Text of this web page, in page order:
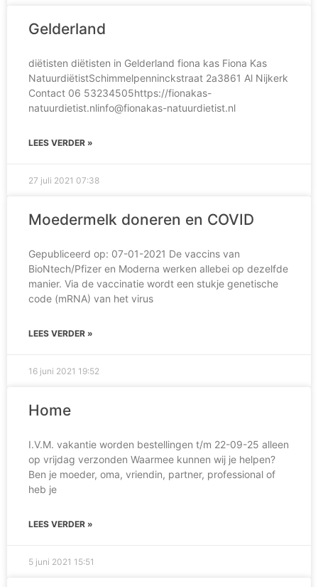
Gelderland
diëtisten diëtisten in Gelderland fiona kas Fiona Kas
NatuurdiëtistSchimmelpenninckstraat 2a3861 Al Nijkerk
Contact 06 53234505https://fionakas-
natuurdietist.nlinfo@fionakas-natuurdietist.nl
LEES VERDER »
27 juli 2021 07:38
Moedermelk doneren en COVID
Gepubliceerd op: 07-01-2021 De vaccins van
BioNtech/Pfizer en Moderna werken allebei op dezelfde
manier. Via de vaccinatie wordt een stukje genetische
code (mRNA) van het virus
LEES VERDER »
16 juni 2021 19:52
Home
I.V.M. vakantie worden bestellingen t/m 22-09-25 alleen
op vrijdag verzonden Waarmee kunnen wij je helpen?
Ben je moeder, oma, vriendin, partner, professional of
heb je
LEES VERDER »
5 juni 2021 15:51